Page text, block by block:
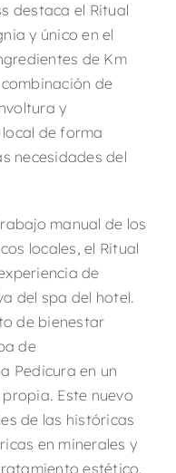
destaca el Ritual
y único en el
de Km
de
y
de forma
necesidades del
manual de los
locales, el Ritual
de
del spa del hotel.
de bienestar
de
Pedicura en un
Este nuevo
de las históricas
en minerales y
estético,